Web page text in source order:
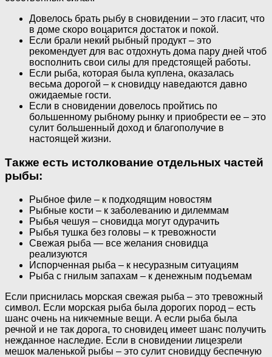
Довелось брать рыбу в сновидении – это гласит, что
в доме скоро воцарится достаток и покой.
Если брали некий рыбный продукт – это
рекомендует для вас отдохнуть дома пару дней чтоб
восполнить свои силы для предстоящей работы.
Если рыба, которая была куплена, оказалась
весьма дорогой – к сновидцу наведаются давно
ожидаемые гости.
Если в сновидении довелось пройтись по
большенному рыбному рынку и приобрести ее – это
сулит большенный доход и благополучие в
настоящей жизни.
Также есть истолкование отдельных частей
рыбы:
Рыбное филе – к подходящим новостям
Рыбные кости – к заболеванию и дилеммам
Рыбья чешуя – сновидца могут одурачить
Рыбья тушка без головы – к тревожности
Свежая рыба — все желания сновидца
реализуются
Испорченная рыба – к несуразным ситуациям
Рыба с гнилым запахам – к денежным подъемам
Если приснилась морская свежая рыба – это тревожный
символ. Если морская рыба была дорогих пород – есть
шанс очень на никчемные вещи. А если рыба была
речной и не так дорога, то сновидец имеет шанс получить
нежданное наследие. Если в сновидении лицезрели
мешок маленькой рыбы – это сулит сновидцу беспечную